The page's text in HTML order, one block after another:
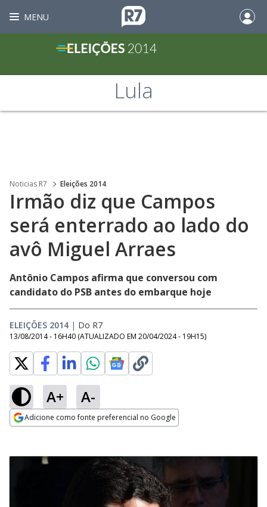
MENU
Lula
Noticias R7 Eleições 2014
Irmão diz que Campos
será enterrado ao lado do
avô Miguel Arraes
Antônio Campos afirma que conversou com
candidato do PSB antes do embarque hoje
ELEIÇÕES 2014 | Do R7
13/08/2014 - 16H40 (ATUALIZADO EM 20/04/2024 - 19H15)
A+ A-
Adicione como fonte preferencial no Google